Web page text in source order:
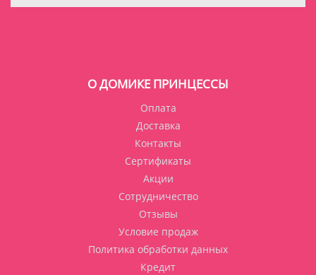
О ДОМИКЕ ПРИНЦЕССЫ
Оплата
Доставка
Контакты
Сертификаты
Акции
Сотрудничество
Отзывы
Условие продаж
Политика обработки данных
Кредит